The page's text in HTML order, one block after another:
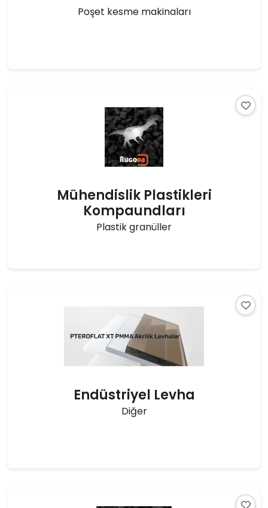
Poşet kesme makinaları
Mühendislik Plastikleri
Kompaundları
Plastik granüller
Endüstriyel Levha
Diğer